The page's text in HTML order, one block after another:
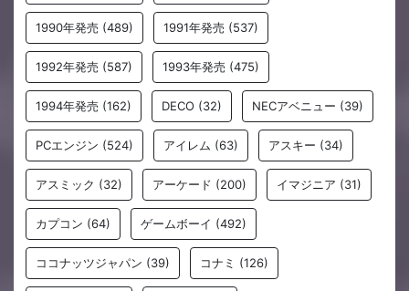
1990年発売 (489) 1991年発売 (537)
1992年発売 (587) 1993年発売 (475)
1994年発売 (162) DECO (32) NECアベニュー (39)
PCエンジン (524) アイレム (63) アスキー (34)
アスミック (32) アーケード (200) イマジニア (31)
カプコン (64) ゲームボーイ (492)
ココナッツジャパン (39) コナミ (126)